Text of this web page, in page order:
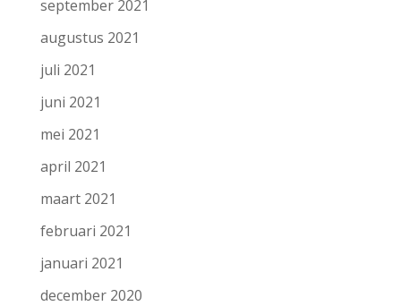
september 2021
augustus 2021
juli 2021
juni 2021
mei 2021
april 2021
maart 2021
februari 2021
januari 2021
december 2020